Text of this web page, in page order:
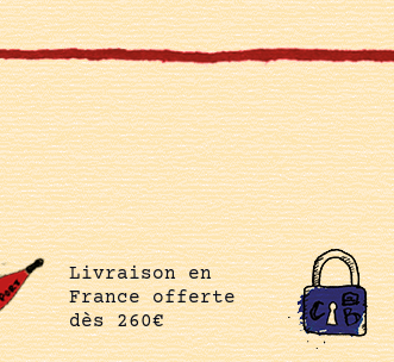
Livraison en
France offerte
dès 260€